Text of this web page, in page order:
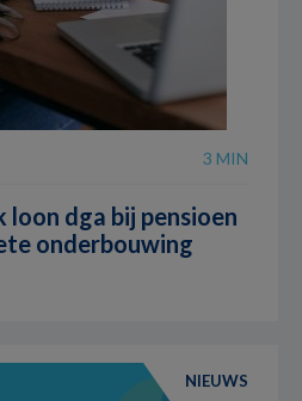
3 MIN
loon dga bij pensioen
onderbouwing
NIEUWS